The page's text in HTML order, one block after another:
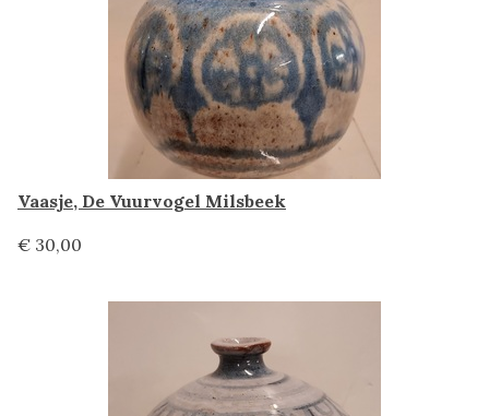
Vaasje, De Vuurvogel Milsbeek
€ 30,00